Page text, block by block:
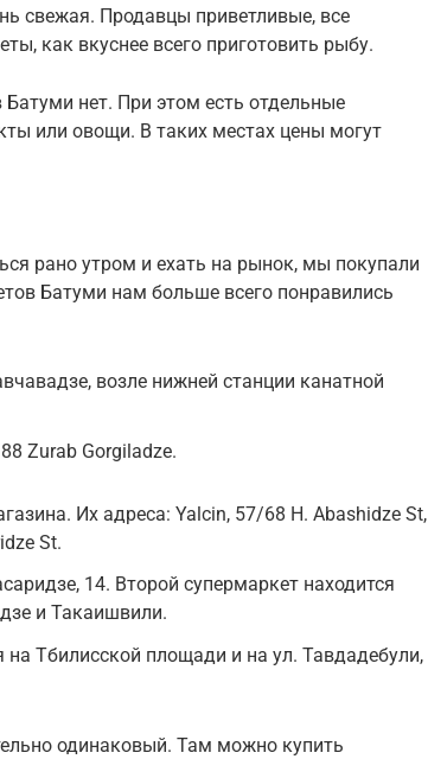
свежая. Продавцы приветливые, все
как вкуснее всего приготовить рыбу.
нет. При этом есть отдельные
или овощи. В таких местах цены могут
рано утром и ехать на рынок, мы покупали
Батуми нам больше всего понравились
возле нижней станции канатной
Zurab Gorgiladze.
Их адреса: Yalcin, 57/68 H. Abashidze St,
St.
14. Второй супермаркет находится
и Такаишвили.
на Тбилисской площади и на ул. Тавдадебули,
одинаковый. Там можно купить